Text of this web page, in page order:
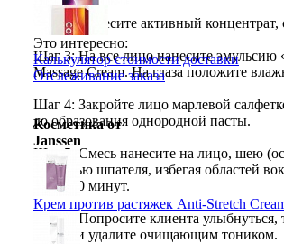
Шаг 2: Нанесите активный
Шаг 3: На все лицо нанесите эмульсию
Massage Cream. На глаза положите
Шаг 4: Закройте лицо марлевой
до образования однородной пасты.
Шаг 5: Смесь нанесите на лицо, шею
помощью шпателя, избегая областей
на 15-20 минут.
Шаг 6: Попросите клиента
Остатки удалите очищающим тоником.
Schwarzkopf Professional
Ожидается
VipBerry Атомайзер - флакон для духов
Розничная цена от300р.
Schwarzkopf Professional IGORA Royal
Ожидается
Loreal Professionnel
INOA ODS2 Краска
Ожидается
Wella Professionals Крем-краска Illumina
Розничная цена от946 р.
Оптовая цена
от
Цены в корзине пересчитываются на
Wella Professionals Оттеночная краска
Розничная цена
Оптовая цена
от693р.
Цены в корзине пересчитываются на
Это интересно:
Калькулятор стоимости доставки
Отслеживание заказа
Косметика от
Janssen
Крем против растяжек Anti-Stretch